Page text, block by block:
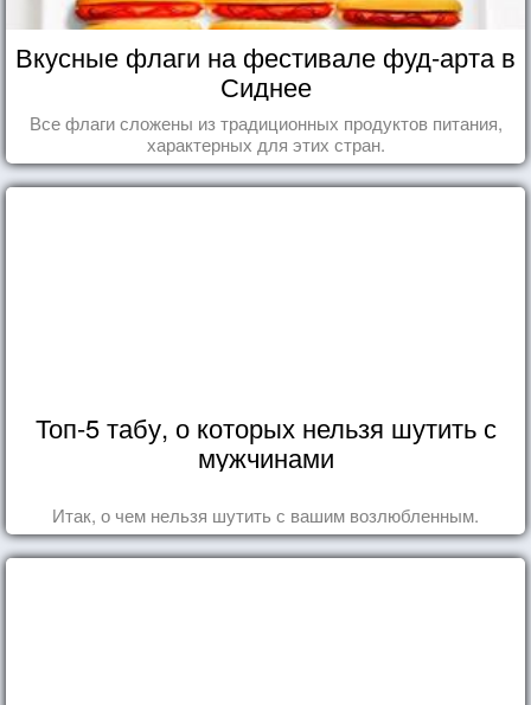
Вкусные флаги на фестивале фуд-арта в
Сиднее
Все флаги сложены из традиционных продуктов питания,
характерных для этих стран.
Топ-5 табу, о которых нельзя шутить с
мужчинами
Итак, о чем нельзя шутить с вашим возлюбленным.